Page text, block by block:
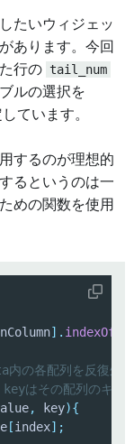
たいウィジェッ
あります。今回
行の tail_num
ルの選択を
ています。
するのが理想的
るというのは一
めの関数を使用
] . indexOf
の各配列を反復処
はその配列のキー
, key){
[index] ;